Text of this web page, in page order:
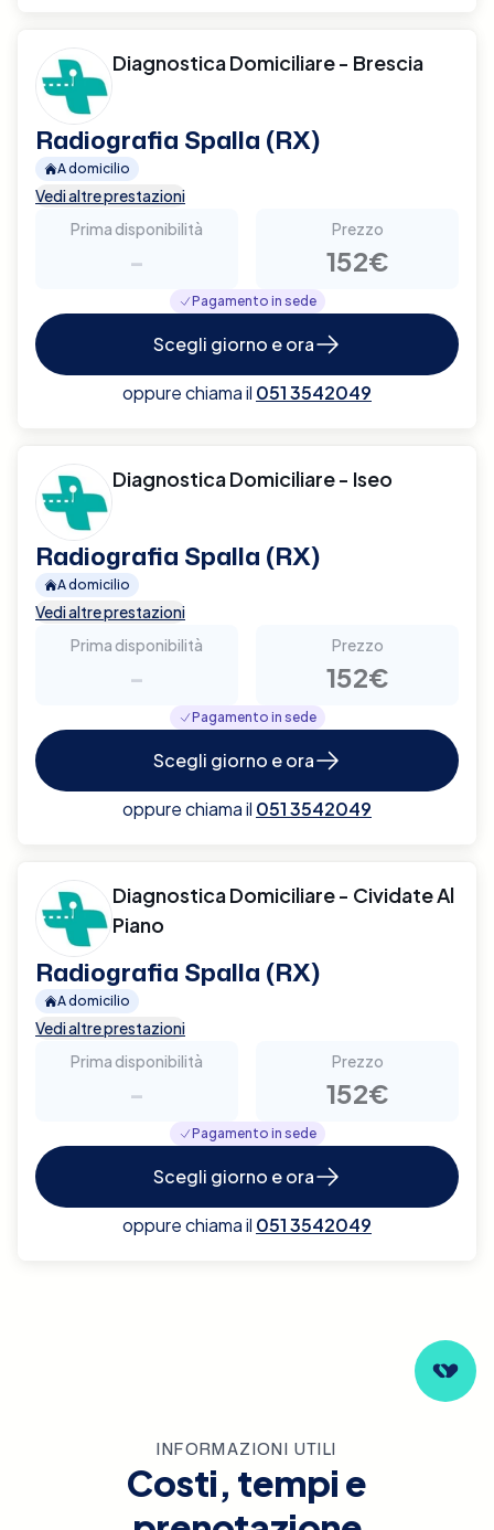
Diagnostica Domiciliare - Brescia
Radiografia Spalla (RX)
A domicilio
Vedi altre prestazioni
Prima disponibilità
-
Prezzo
152€
Pagamento in sede
Scegli giorno e ora
oppure chiama il 051 3542049
Diagnostica Domiciliare - Iseo
Radiografia Spalla (RX)
A domicilio
Vedi altre prestazioni
Prima disponibilità
-
Prezzo
152€
Pagamento in sede
Scegli giorno e ora
oppure chiama il 051 3542049
Diagnostica Domiciliare - Cividate Al
Piano
Radiografia Spalla (RX)
A domicilio
Vedi altre prestazioni
Prima disponibilità
-
Prezzo
152€
Pagamento in sede
Scegli giorno e ora
oppure chiama il 051 3542049
INFORMAZIONI UTILI
Costi, tempi e